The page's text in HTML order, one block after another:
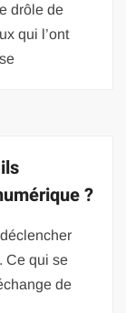
drôle de
qui l’ont
?
Ce qui se
de